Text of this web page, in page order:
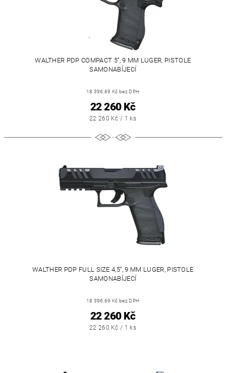
WALTHER PDP COMPACT 5‘‘, 9 MM LUGER, PISTOLE
SAMONABÍJECÍ
18 396,69 Kč bez DPH
22 260 Kč
22 260 Kč / 1 ks
WALTHER PDP FULL SIZE 4,5‘‘, 9 MM LUGER, PISTOLE
SAMONABÍJECÍ
18 396,69 Kč bez DPH
22 260 Kč
22 260 Kč / 1 ks